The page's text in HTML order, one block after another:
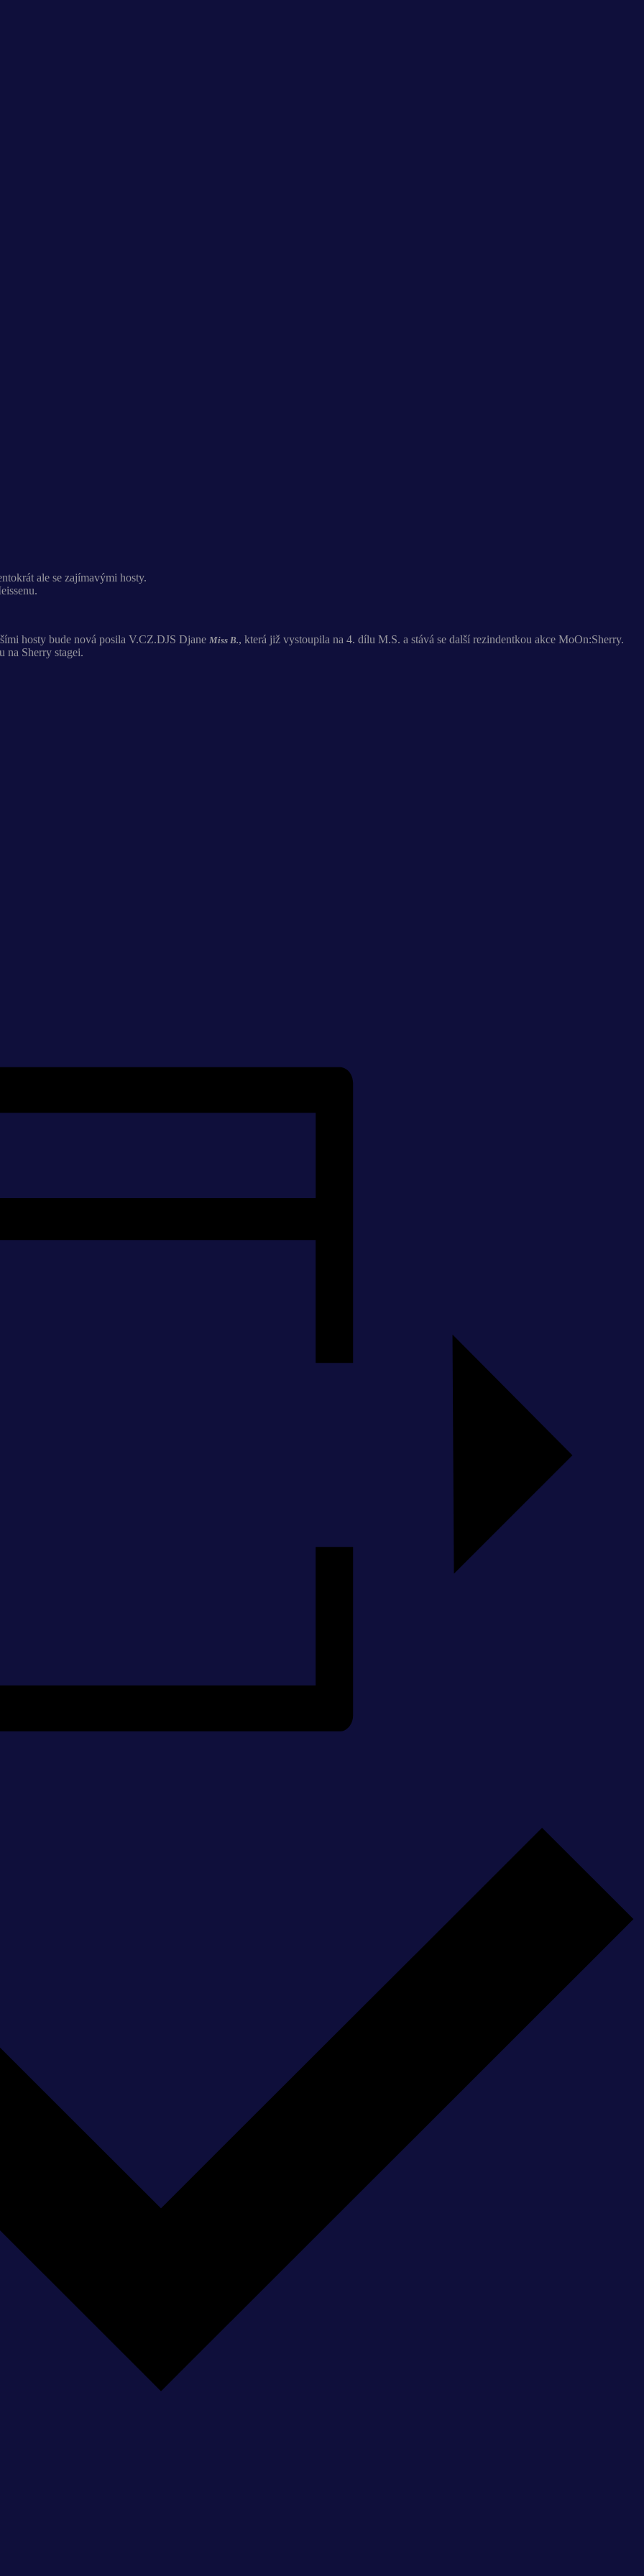
ale se zajímavými hosty.
hosty bude nová posila V.CZ.DJS Djane Miss B., která již vystoupila na 4. dílu M.S. a stává se další rezindentkou akce MoOn:Sherry.
na Sherry stagei.